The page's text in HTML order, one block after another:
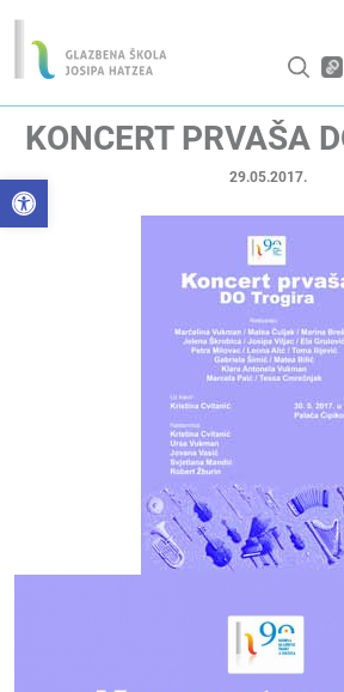
Open toolbar
KONCERT PRVAŠA
29.05.2017.